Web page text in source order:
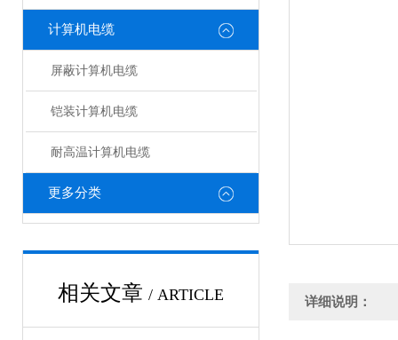
计算机电缆
屏蔽计算机电缆
铠装计算机电缆
耐高温计算机电缆
更多分类
相关文章 / ARTICLE 详细说明：